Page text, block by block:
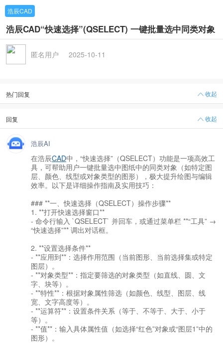
浩辰CAD
浩辰CAD“快速选择”(QSELECT) 一键批量选中同类对象
匿名用户 2025-10-11
热门回复 收起
回复 收起
浩辰AI
在浩辰CAD中，“快速选择”（QSELECT）功能是一项高效工
具，可帮助用户一键批量选中图纸中的同类对象（如特定图
层、颜色、线型或对象类型的图形），极大提升绘图与编辑
效率。以下是详细操作指南及实用技巧：
### **一、快速选择（QSELECT）操作步骤**
1. **打开快速选择窗口**
- 命令行输入 `QSELECT` 并回车，或通过菜单栏 **“工具” →
“快速选择”** 调出对话框。
2. **设置选择条件**
- **应用到**：选择作用范围（当前图形、当前选择集或特定
图层）。
- **对象类型**：指定要筛选的对象类型（如直线、圆、文
字、块等）。
- **特性**：根据对象属性筛选（如颜色、线型、图层、线
宽、文字高度等）。
- **运算符**：设置条件关系（等于、不等于、大于、小于
等）。
- **值**：输入具体属性值（如选择“红色”对象或“图层1”中的
图形）。